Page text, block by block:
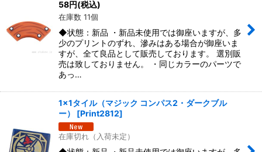
58円(税込)
在庫数 11個
◆状態：新品 ・新品未使用では御座いますが、多
少のプリントのずれ、滲みはある場合が御座いま
すが、全て良品として販売しております。 選別販
売は致しておりません。 ・同じカラーのパーツで
あっ…
1x1タイル（マジック コンパス2・ダークブル
ー）
[Print2812]
在庫切れ（入荷未定）